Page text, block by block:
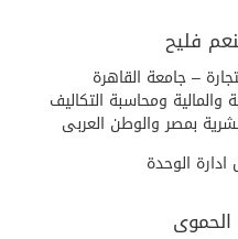
فليح
– جامعة القاهرة
ومحاسبة التكاليف
بمصر والوطن العربى
الوحدة